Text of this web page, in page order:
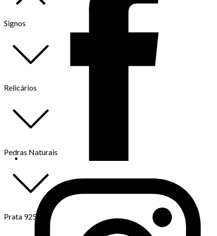
Signos
Relicários
Pedras Naturais
Prata 925